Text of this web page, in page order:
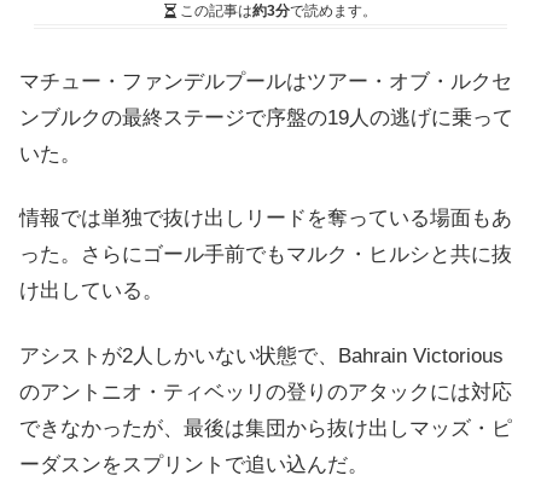
この記事は約3分で読めます。
マチュー・ファンデルプールはツアー・オブ・ルクセ
ンブルクの最終ステージで序盤の19人の逃げに乗って
いた。
情報では単独で抜け出しリードを奪っている場面もあ
った。さらにゴール手前でもマルク・ヒルシと共に抜
け出している。
アシストが2人しかいない状態で、Bahrain Victorious
のアントニオ・ティベッリの登りのアタックには対応
できなかったが、最後は集団から抜け出しマッズ・ピ
ーダスンをスプリントで追い込んだ。